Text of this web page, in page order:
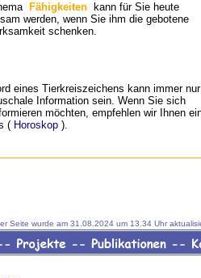
Fähigkeiten
kann für Sie heute
werden, wenn Sie ihm die gebotene
schenken.
eines Tierkreiszeichens kann immer nur
Information sein. Wenn Sie sich
möchten, empfehlen wir Ihnen
( Horoskop ).
Seite wurde am 31.08.2024 um 13.34 Uhr